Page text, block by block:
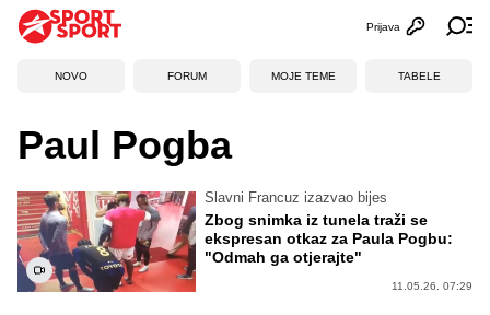
Otvori
Prijava
NOVO FORUM MOJE TEME TABELE
Paul Pogba
Slavni Francuz izazvao bijes
Zbog snimka iz tunela traži se
ekspresan otkaz za Paula Pogbu:
"Odmah ga otjerajte"
11.05.26. 07:29